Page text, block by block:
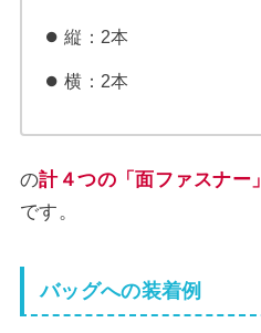
縦：2本
横：2本
の計４つの「面ファスナー」
です。
バッグへの装着例